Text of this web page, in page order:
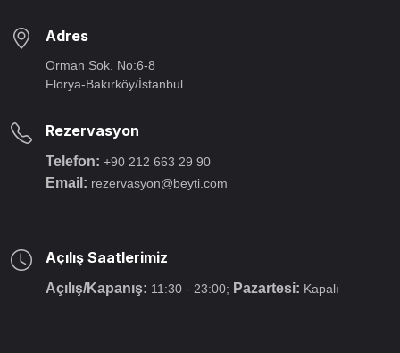
Adres
Orman Sok. No:6-8
Florya-Bakırköy/İstanbul
Rezervasyon
Telefon: +90 212 663 29 90
Email: rezervasyon@beyti.com
Açılış Saatlerimiz
Açılış/Kapanış: 11:30 - 23:00; Pazartesi: Kapalı